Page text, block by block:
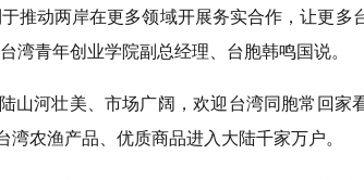
推动两岸在更多领域开展务实合作，让更多
湾青年创业学院副总经理、台胞韩鸣国说。
山河壮美、市场广阔，欢迎台湾同胞常回家
农渔产品、优质商品进入大陆千家万户。